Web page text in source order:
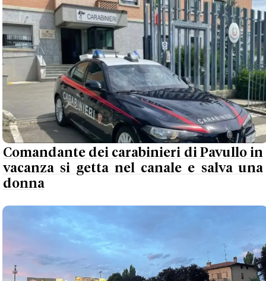
Comandante dei carabinieri di Pavullo in
vacanza si getta nel canale e salva una
donna